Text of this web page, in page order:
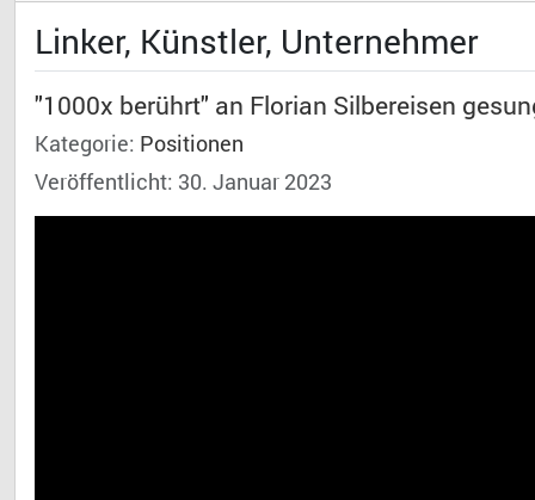
Linker, Künstler, Unternehmer
"1000x berührt" an Florian Silbereisen
Kategorie: Positionen
Veröffentlicht: 30. Januar 2023